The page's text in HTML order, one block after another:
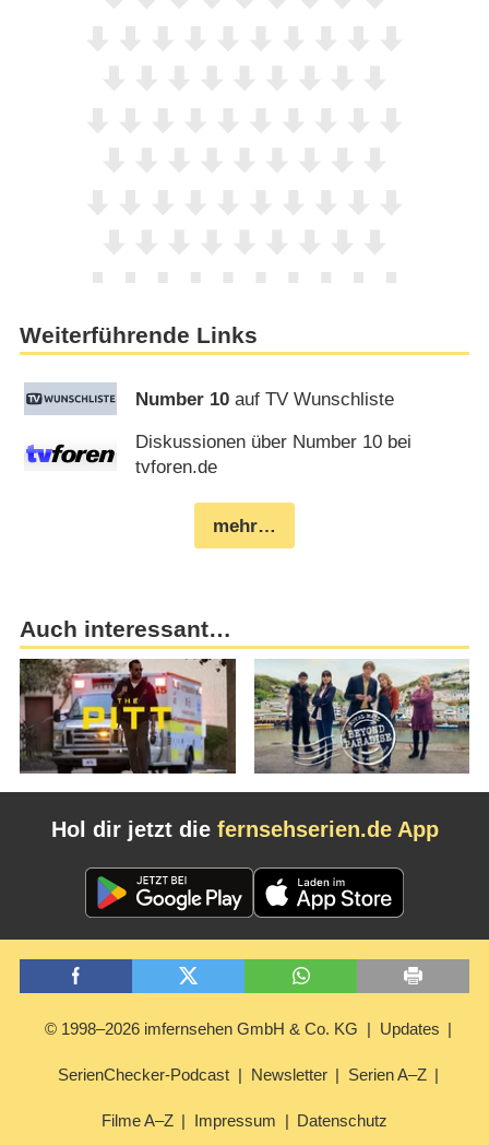
Weiterführende Links
Number 10 auf TV Wunschliste
Diskussionen über Number 10 bei
tvforen.de
mehr…
Auch interessant…
Hol dir jetzt die fernsehserien.de App
© 1998–2026 imfernsehen GmbH & Co. KG Updates
SerienChecker-Podcast Newsletter Serien A–Z
Filme A–Z Impressum Datenschutz